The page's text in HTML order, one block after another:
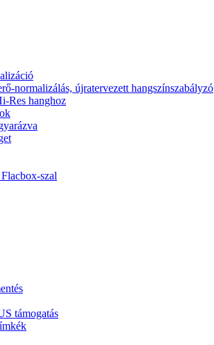
normalizálás, újratervezett hangszínszabályzó
Res hanghoz
szal
támogatás